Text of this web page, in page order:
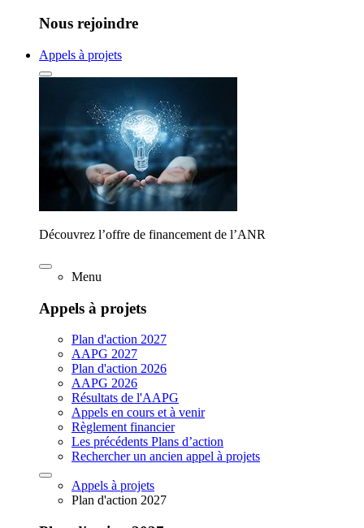
Nous rejoindre
Appels à projets
Découvrez l’offre de financement de l’ANR
Menu
Appels à projets
Plan d'action 2027
AAPG 2027
Plan d'action 2026
AAPG 2026
Résultats de l'AAPG
Appels en cours et à venir
Règlement financier
Les précédents Plans d’action
Rechercher un ancien appel à projets
Appels à projets
Plan d'action 2027